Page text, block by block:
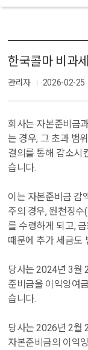
한국콜마 비과
관리자 2026-02-25
회사는 자본준비금
는 경우, 그 초과 범
결의를 통해 감소시
습니다.
이는 자본준비금 감
주의 경우, 원천징수
를 수령하게 되고,
때문에 추가 세금도
당사는 2024년 3월
준비금을 이익잉여
습니다.
당사는 2026년 2월
자본준비금의 이익